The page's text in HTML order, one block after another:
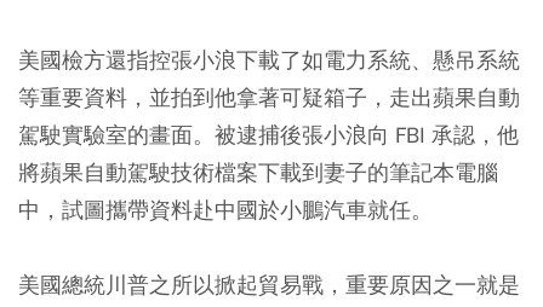
美國檢方還指控張小浪下載了如電力系統、懸吊系統
等重要資料，並拍到他拿著可疑箱子，走出蘋果自動
駕駛實驗室的畫面。被逮捕後張小浪向 FBI 承認，他
將蘋果自動駕駛技術檔案下載到妻子的筆記本電腦
中，試圖攜帶資料赴中國於小鵬汽車就任。
美國總統川普之所以掀起貿易戰，重要原因之一就是